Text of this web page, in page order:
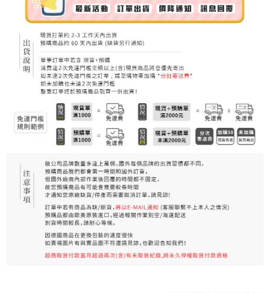
每筆NT$80，滿NT$999(含以上)免運費
每筆NT$80，滿NT$999(含以上)免運費
7-11取貨付款
每筆NT$80，滿NT$999(含以上)免運費
7-11純取貨 (先付款
每筆NT$80，滿NT$999(含以上)免運費
每筆NT$100，滿NT$999(含以上)免運費
離島宅配（澎湖、金門、馬祖、小琉球）
每筆NT$250，滿NT$3,000(含以上)免運費